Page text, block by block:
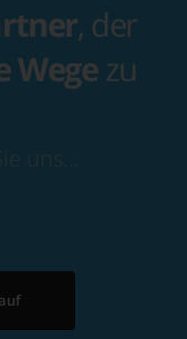
, der
Wegezu
uns…